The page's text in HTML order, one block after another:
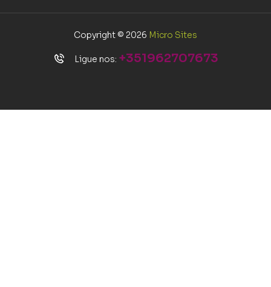
Copyright © 2026 Micro Sites
Ligue nos: +351962707673